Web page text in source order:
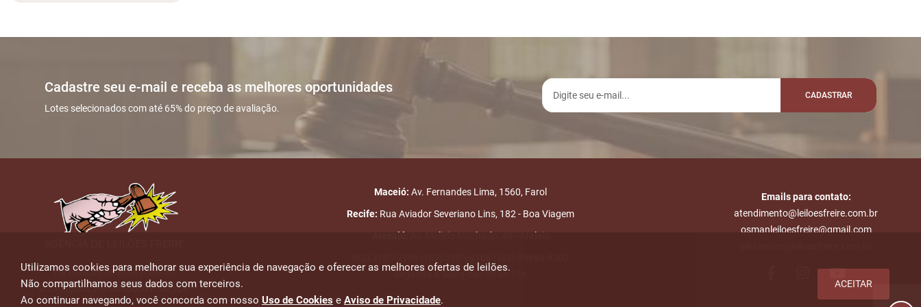
Cadastre seu e-mail e receba as melhores oportunidades
Lotes selecionados com até 65% do preço de avaliação.
CADASTRAR
Há mais de 48 anos presente
em Alagoas, Pernambuco e Sergipe!
Maceió: Av. Fernandes Lima, 1560, Farol
Recife: Rua Aviador Severiano Lins, 182 - Boa Viagem
Aracajú:
Av. Melicio Machado, 49 - Atalaia
Segunda a Sexta das 8h às 18h
Emails para contato:
atendimento@leiloesfreire.com.br
osmanleiloesfreire@gmail.com
Utilizamos cookies para melhorar sua experiência de navegação e oferecer as melhores ofertas de leilões.
Não compartilhamos seus dados com terceiros.
Ao continuar navegando, você concorda com nosso Uso de Cookies e Aviso de Privacidade.
ACEITAR